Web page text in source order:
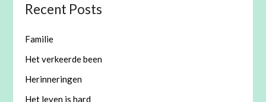
Recent Posts
Familie
Het verkeerde been
Herinneringen
Het leven is hard